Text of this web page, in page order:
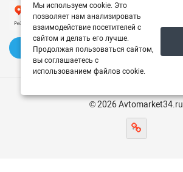
✍️ Оставить отзыв
© 2026 Avtomarket34.ru
Мы используем cookie. Это
позволяет нам анализировать
взаимодействие посетителей с
сайтом и делать его лучше.
Продолжая пользоваться сайтом,
вы соглашаетесь с
использованием файлов cookie.